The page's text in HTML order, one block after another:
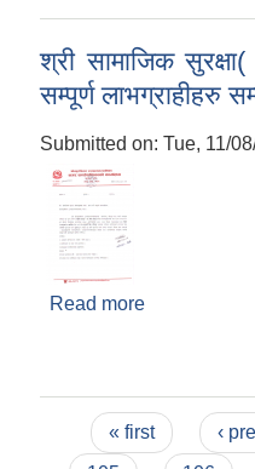
श्री सामाजिक सुरक्षा(
सम्पूर्ण लाभग्राहीहरु
Submitted on: Tue, 11/
Read more
Pages« first ‹